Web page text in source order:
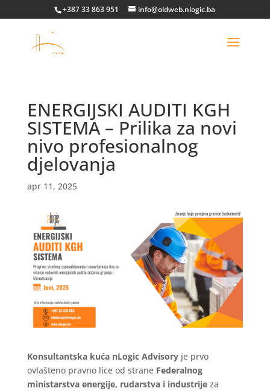
+387 33 863 951 info@oldweb.nlogic.ba
ENERGIJSKI AUDITI KGH
SISTEMA – Prilika za novi
nivo profesionalnog
djelovanja
apr 11, 2025
Konsultantska kuća nLogic Advisoryje prvo
ovlašteno pravno lice od strane Federalnog
ministarstva energije, rudarstva i industrijeza